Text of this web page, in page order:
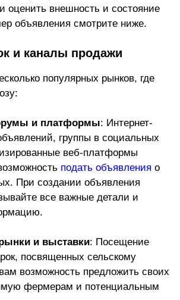
оценить внешность и состояние
объявления смотрите ниже.
и каналы продажи
популярных рынков, где
и платформы: Интернет-
группы в социальных
веб-платформы
подать объявления о
При создании объявления
все важные детали и
и выставки: Посещение
посвященных сельскому
возможность предложить своих
фермерам и потенциальным